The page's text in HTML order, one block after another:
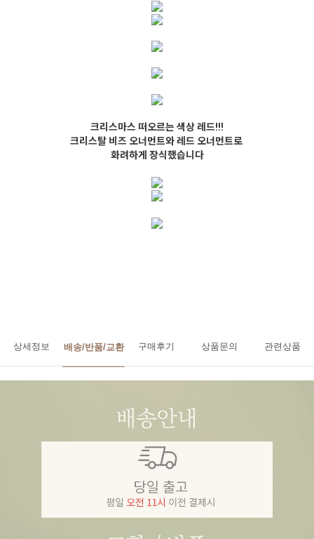
크리스마스 떠오르는 색상 레드!!!
크리스탈 비즈 오너먼트와 레드 오너먼트로
화려하게 장식했습니다
상세정보 배송/반품/교환 구매후기 상품문의 관련상품